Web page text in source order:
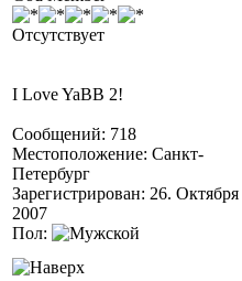
Отсутствует
I Love YaBB 2!
Сообщений: 718
Местоположение: Санкт-
Петербург
Зарегистрирован: 26. Октября
2007
Пол: